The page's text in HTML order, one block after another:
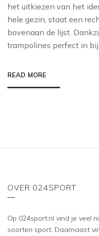
het uitkiezen van het
hele gezin, staat een
bovenaan de lijst.
trampolines perfect in
READ MORE
OVER 024SPORT
Op 024sport.nl vind je veel
soorten sport. Daarnaast